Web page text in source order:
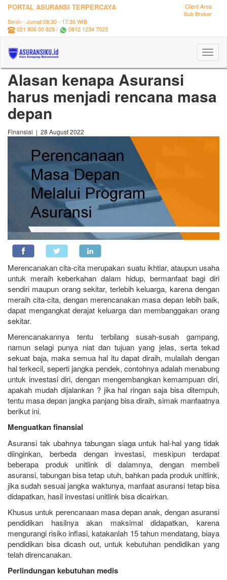
PORTAL ASURANSI TERPERCAYA
Client Area
Sub Broker
Senin - Jumat 08:30 - 17:30 WIB
021 806 00 828 /
0812 1234 7023
Alasan kenapa Asuransi
harus menjadi rencana masa
depan
Finansial | 28 August 2022
Merencanakan cita-cita merupakan suatu ikhtiar, ataupun usaha
untuk meraih keberkahan dalam hidup, bermanfaat bagi diri
sendiri maupun orang sekitar, terlebih keluarga, karena dengan
meraih cita-cita, dengan merencanakan masa depan lebih baik,
dapat mengangkat derajat keluarga dan membanggakan orang
sekitar.
Merencanakannya tentu terbilang susah-susah gampang,
namun selagi punya niat dan tujuan yang jelas, serta tekad
sekuat baja, maka semua hal itu dapat diraih, mulailah dengan
hal terkecil, seperti jangka pendek, contohnya adalah menabung
untuk investasi diri, dengan mengembangkan kemampuan diri,
apakah mudah dijalankan ? jika hal ringan saja bisa ditempuh,
tentu masa depan jangka panjang bisa diraih, simak manfaatnya
berikut ini.
Menguatkan finansial
Asuransi tak ubahnya tabungan siaga untuk hal-hal yang tidak
diinginkan, berbeda dengan investasi, meskipun terdapat
beberapa produk unitlink di dalamnya, dengan membeli
asuransi, tabungan bisa tetap utuh, bahkan pada produk unitlink,
jika sudah sesuai jangka waktunya, manfaat asuransi tetap bisa
didapatkan, hasil investasi unitlink bisa dicairkan.
Khusus untuk perencanaan masa depan anak, dengan asuransi
pendidikan hasilnya akan maksimal didapatkan, karena
mengurangi risiko inflasi, katakanlah 15 tahun mendatang, biaya
pendidikan bisa dicash out, untuk kebutuhan pendidikan yang
telah direncanakan.
Perlindungan kebutuhan medis